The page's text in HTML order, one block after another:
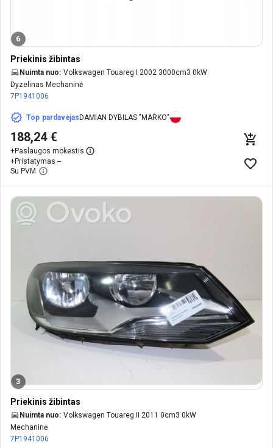
6
Priekinis žibintas
Nuimta nuo: Volkswagen Touareg I 2002 3000cm3 0kW
Dyzelinas Mechaninė
7P1941006
Top pardavėjasDAMIAN DYBILAS "MARKO"
188,24 €
+Paslaugos mokestis
+Pristatymas --
Su PVM
3
Priekinis žibintas
Nuimta nuo: Volkswagen Touareg II 2011 0cm3 0kW
Mechaninė
7P1941006